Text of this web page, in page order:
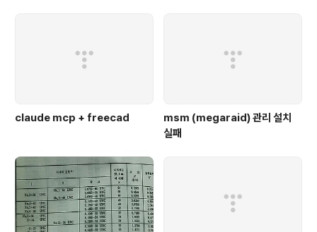
claude mcp + freecad
msm (megaraid) 관리 설치
실패